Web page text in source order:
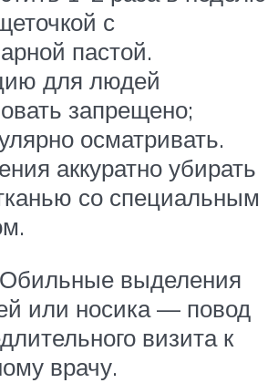
с
пастой.
для людей
запрещено;
осматривать.
аккуратно убирать
со специальным
выделения
или носика — повод
визита к
врачу.